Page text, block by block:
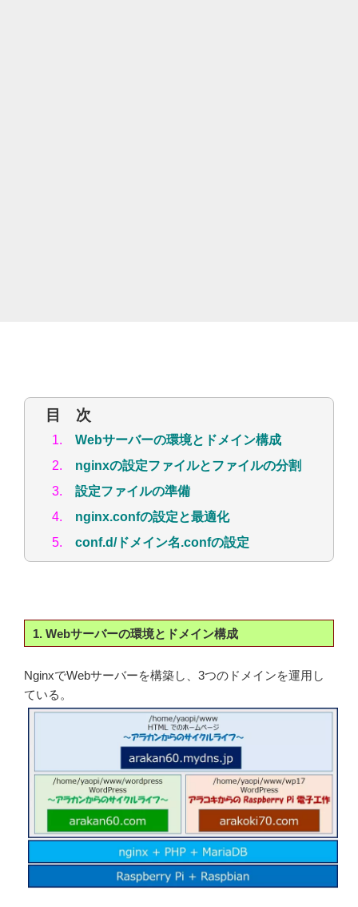
目 次
1. Webサーバーの環境とドメイン構成
2. nginxの設定ファイルとファイルの分割
3. 設定ファイルの準備
4. nginx.confの設定と最適化
5. conf.d/ドメイン名.confの設定
1. Webサーバーの環境とドメイン構成
NginxでWebサーバーを構築し、3つのドメインを運用し
ている。